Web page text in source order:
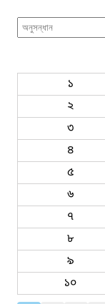
১
২
৩
৪
৫
৬
৭
৮
৯
১০